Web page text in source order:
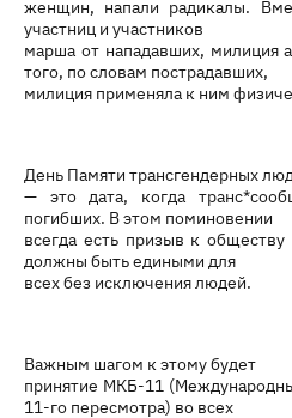
женщин, напали радикалы.
участниц и участников
марша от нападавших, милиция
того, по словам пострадавших,
милиция применяла к ним
День Памяти трансгендерных
— это дата, когда
погибших. В этом поминовении
всегда есть призыв к
должны быть едиными для
всех без исключения людей.
Важным шагом к этому будет
принятие МКБ-11
11-го пересмотра) во всех